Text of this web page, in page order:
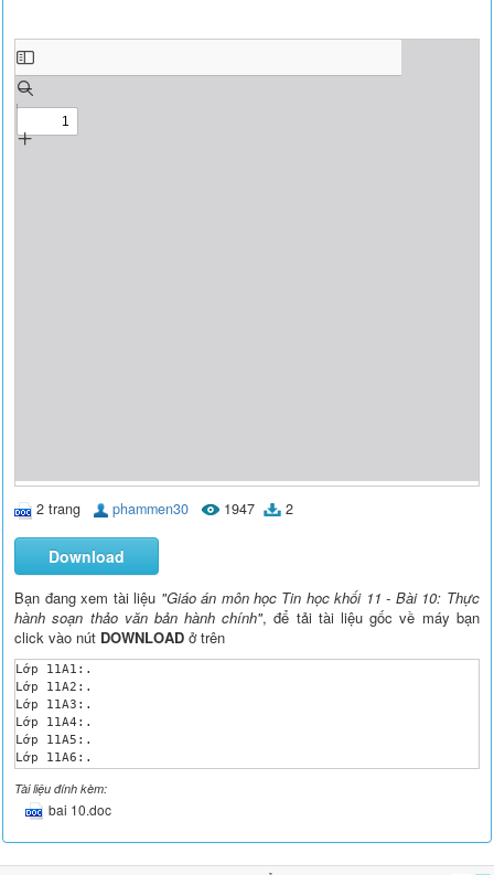
2 trang phammen30 1947 2
Download
Bạn đang xem tài liệu "Giáo án môn học Tin học khối 11 - Bài 10: Thực
hành soạn thảo văn bản hành chính", để tải tài liệu gốc về máy bạn
click vào nút DOWNLOAD ở trên
Lớp 11A1:.
Lớp 11A2:.
Lớp 11A3:.
Lớp 11A4:.
Lớp 11A5:.
Lớp 11A6:.
Tiết 26, 27, 28
Bài 10: THỰC HÀNH SOẠN THẢO VĂN BẢN HÀNH CHÍNH
I - Mục đích, yêu cầu.
- Biết được cách trình bày một văn bản hành chính thông dụng.
- Biết các chức năng trình bày bảng và sử dụng bảng trong văn
Tài liệu đính kèm:
bai 10.doc